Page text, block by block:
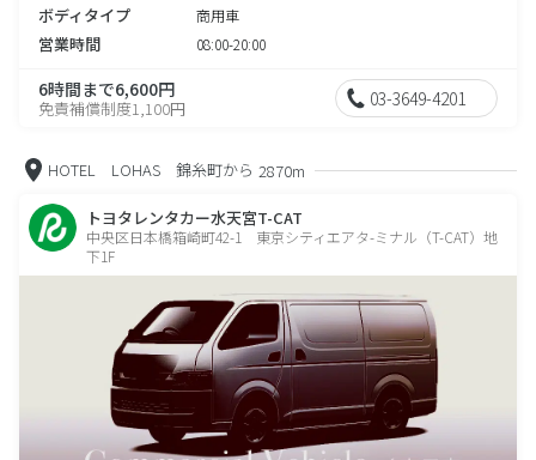
ボディタイプ 商用車
営業時間 08:00-20:00
6時間まで6,600円
免責補償制度1,100円 03-3649-4201
HOTEL LOHAS 錦糸町から 2870m
トヨタレンタカー水天宮T-CAT
中央区日本橋箱崎町42-1 東京シティエアタ-ミナル（T-CAT）地
下1F